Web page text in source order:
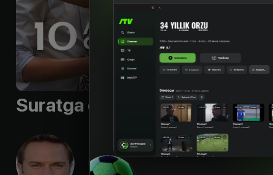
сделать правильный
Shior:
«У любви нет
Til:
Suratga olish guruhi